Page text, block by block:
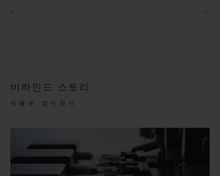
비하인드 스토리
위블로 장인정신